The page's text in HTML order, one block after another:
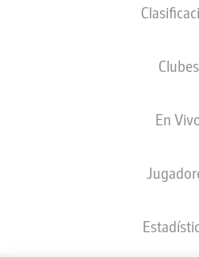
Clubes
En
21.01.1995